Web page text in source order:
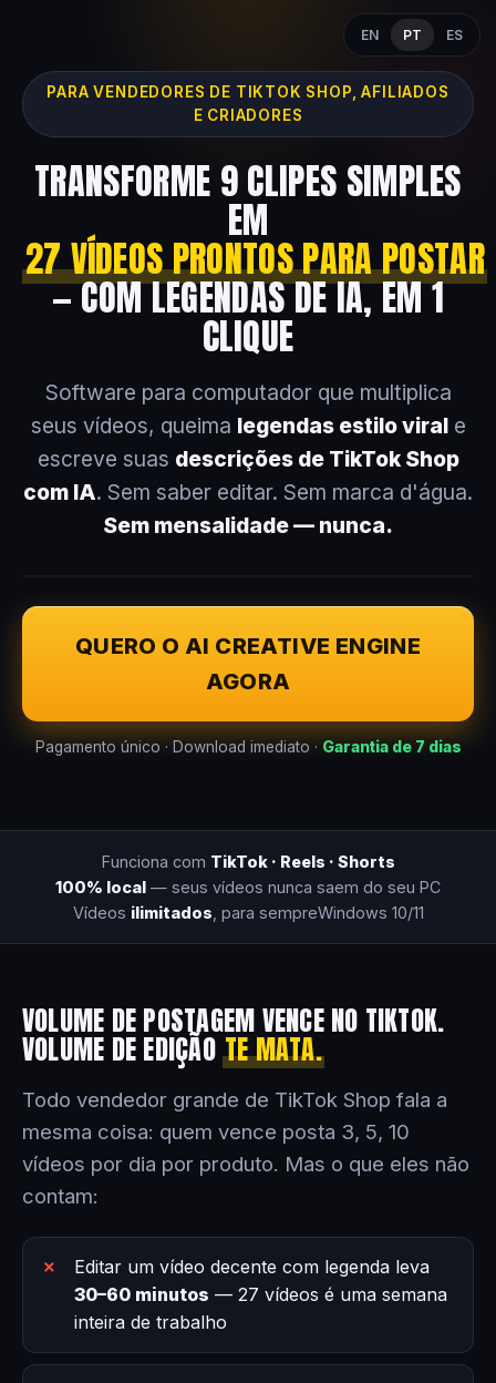
EN PT ES
PARA VENDEDORES DE TIKTOK SHOP, AFILIADOS
E CRIADORES
TRANSFORME 9 CLIPES SIMPLES
EM
27 VÍDEOS PRONTOS PARA POSTAR
— COM LEGENDAS DE IA, EM 1
CLIQUE
Software para computador que multiplica
seus vídeos, queima legendas estilo virale
escreve suas descrições de TikTok Shop
com IA. Sem saber editar. Sem marca d'água.
Sem mensalidade — nunca.
QUERO O AI CREATIVE ENGINE
AGORA
Pagamento único · Download imediato · Garantia de 7 dias
Funciona com TikTok · Reels · Shorts
100% local — seus vídeos nunca saem do seu PC
Vídeos ilimitados , para sempreWindows 10/11
VOLUME DE POSTAGEM VENCE NO TIKTOK.
VOLUME DE EDIÇÃOTE MATA.
Todo vendedor grande de TikTok Shop fala a
mesma coisa: quem vence posta 3, 5, 10
vídeos por dia por produto. Mas o que eles não
contam:
Editar um vídeo decente com legenda leva
30–60 minutos — 27 vídeos é uma semana
inteira de trabalho